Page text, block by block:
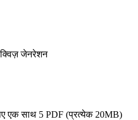
जेनरेशन
एक साथ 5 PDF (प्रत्येक 20MB)